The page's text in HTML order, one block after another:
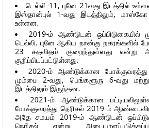
டெல்லி 11, புனே 21வது இடத்தில்
இஸ்தான்புல் 1-வது இடத்திலும், மாஸ்கோ
உள்ளன.
2019-ம் ஆண்டுடன் ஒப்பிடுகையில்
டெல்லி, புனே ஆகிய நான்கு நகரங்களில்
23 சதவிதம் குறைந்துள்ளது என்று
குறிப்பிடப்பட்டுள்ளது.
2020-ம் ஆண்டுக்கான போக்குவரத்து
மும்பை 2-வது, பெங்களூரு 6-வது
இடத்திலும் இருந்தன.
2021-ம் ஆண்டுக்கான
போக்குவரத்து நெரிசல் 2019-ம்
அதே சமயம் 2019-ம் ஆண்டுடன்
நெரிசல் என்று